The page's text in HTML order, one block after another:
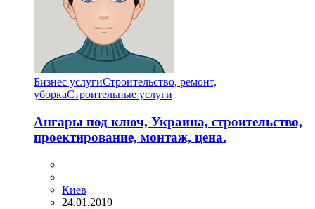
Бизнес услугиСтроительство, ремонт,
уборкаCтроительные услуги
Ангары под ключ, Украина, строительство,
проектирование, монтаж, цена.
Киев
24.01.2019